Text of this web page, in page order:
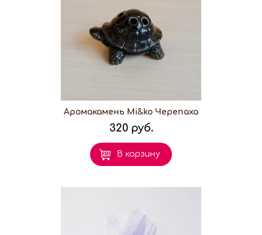
Аромакамень Mi&ko Черепаха
320 руб.
В корзину